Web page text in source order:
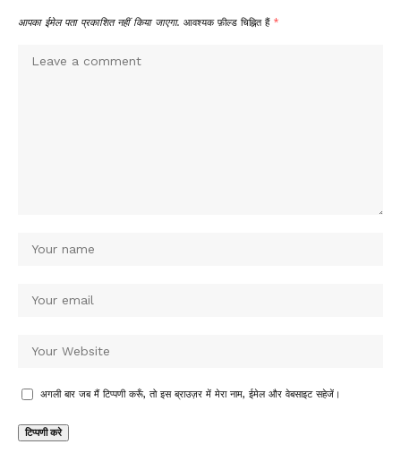
आपका ईमेल पता प्रकाशित नहीं किया जाएगा. आवश्यक फ़ील्ड चिह्नित हैं *
अगली बार जब मैं टिप्पणी करूँ, तो इस ब्राउज़र में मेरा नाम, ईमेल और वेबसाइट सहेजें।